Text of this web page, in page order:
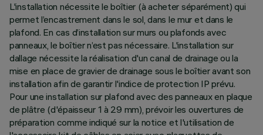
L'installation nécessite le boîtier (à acheter séparément) qui
permet l’encastrement dans le sol, dans le mur et dans le
plafond. En cas d’installation sur murs ou plafonds avec
panneaux, le boîtier n’est pas nécessaire. L'installation sur
dallage nécessite la réalisation d'un canal de drainage ou la
mise en place de gravier de drainage sous le boîtier avant son
installation afin de garantir l'indice de protection IP prévu.
Pour une installation sur plafond avec des panneaux en plaque
de plâtre (d'épaisseur 1 à 29 mm), prévoir les ouvertures de
préparation comme indiqué sur la notice et l'utilisation de